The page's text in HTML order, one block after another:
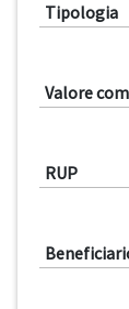
Tipologia
Valore
RUP